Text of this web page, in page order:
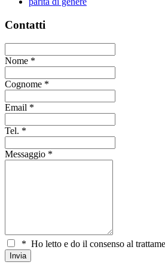
Contatti
Nome *
Cognome *
Email *
Tel. *
Messaggio *
* Ho letto e do il consenso al